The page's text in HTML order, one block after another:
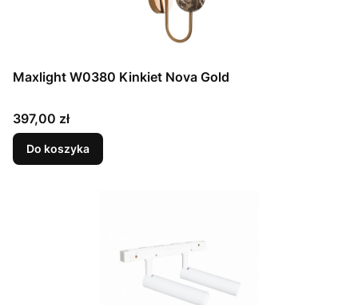
Maxlight W0380 Kinkiet Nova Gold
Cena
397,00 zł
Do koszyka